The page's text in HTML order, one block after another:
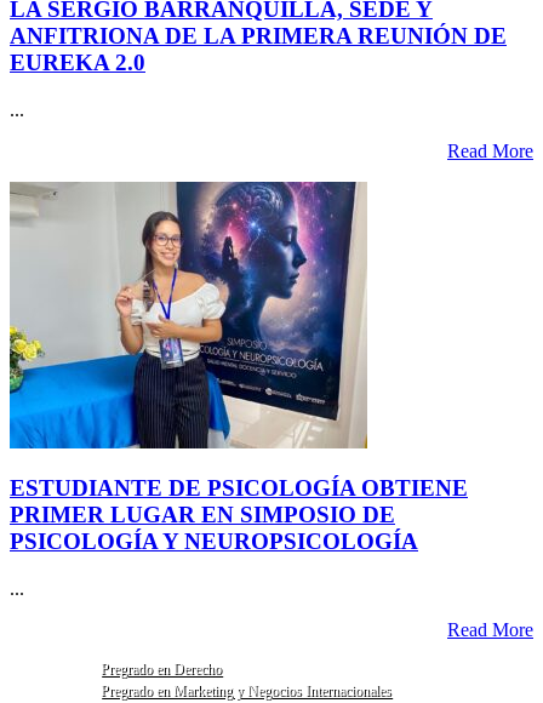
LA SERGIO BARRANQUILLA, SEDE Y
ANFITRIONA DE LA PRIMERA REUNIÓN DE
EUREKA 2.0
...
Read More
ESTUDIANTE DE PSICOLOGÍA OBTIENE
PRIMER LUGAR EN SIMPOSIO DE
PSICOLOGÍA Y NEUROPSICOLOGÍA
...
Read More
Pregrado en Derecho
Pregrado en Marketing y Negocios Internacionales